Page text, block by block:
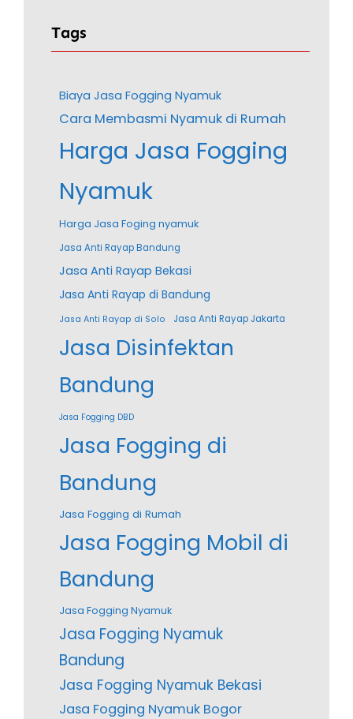
Tags
Biaya Jasa Fogging Nyamuk
Cara Membasmi Nyamuk di Rumah
Harga Jasa Fogging
Nyamuk
Harga Jasa Foging nyamuk
Jasa Anti Rayap Bandung
Jasa Anti Rayap Bekasi
Jasa Anti Rayap di Bandung
Jasa Anti Rayap di Solo Jasa Anti Rayap Jakarta
Jasa Disinfektan
Bandung
Jasa Fogging DBD
Jasa Fogging di
Bandung
Jasa Fogging di Rumah
Jasa Fogging Mobil di
Bandung
Jasa Fogging Nyamuk
Jasa Fogging Nyamuk
Bandung
Jasa Fogging Nyamuk Bekasi
Jasa Fogging Nyamuk Bogor